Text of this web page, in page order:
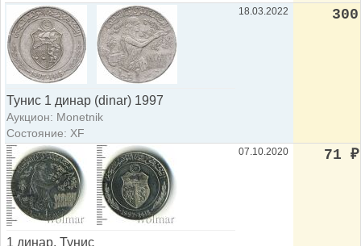
Тунис 1 динар (dinar) 1997
Аукцион: Monetnik
Состояние: XF
18.03.2022 300
1 динар. Тунис
07.10.2020 71 ₽